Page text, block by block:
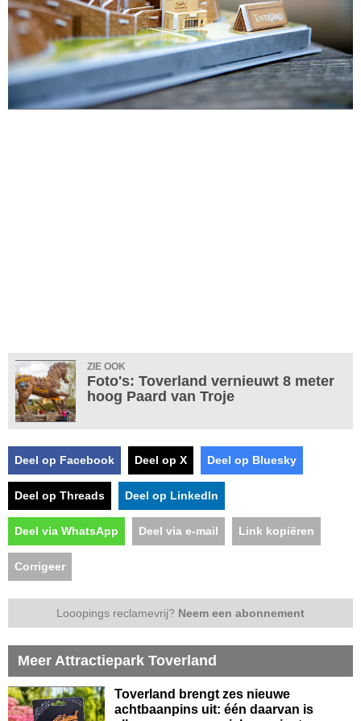
ZIE OOK
Foto's: Toverland vernieuwt 8 meter
hoog Paard van Troje
Deel op Facebook Deel op X Deel op Bluesky
Deel op Threads Deel op LinkedIn
Deel via WhatsApp Deel via e-mail Link kopiëren
Corrigeer
Looopings reclamevrij? Neem een abonnement
Meer Attractiepark Toverland
Toverland brengt zes nieuwe
achtbaanpins uit: één daarvan is